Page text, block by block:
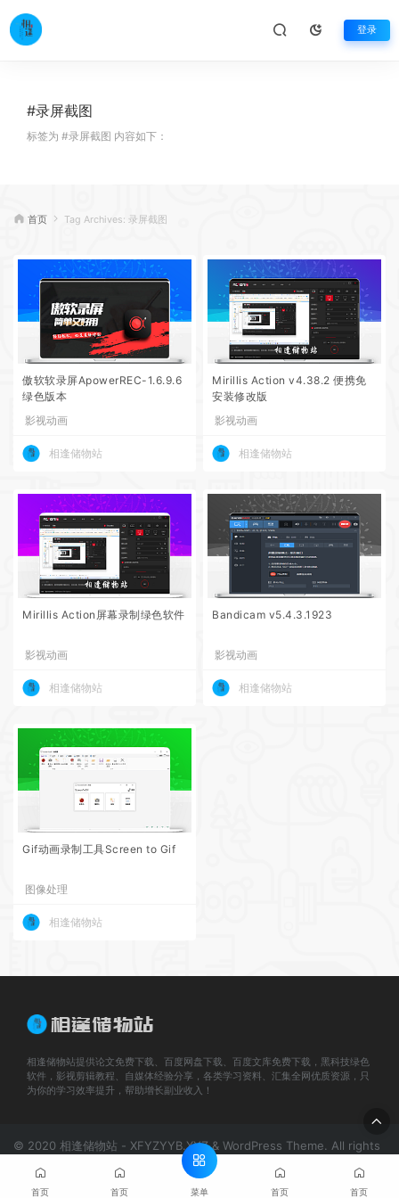
登录
#录屏截图
标签为 #录屏截图 内容如下：
首页 Tag Archives: 录屏截图
傲软软录屏ApowerREC-1.6.9.6
绿色版本
影视动画
相逢储物站
Mirillis Action v4.38.2 便携免
安装修改版
影视动画
相逢储物站
Mirillis Action屏幕录制绿色软件
影视动画
相逢储物站
Bandicam v5.4.3.1923
影视动画
相逢储物站
Gif动画录制工具Screen to Gif
图像处理
相逢储物站
相逢储物站提供论文免费下载、百度网盘下载、百度文库免费下载，黑科技绿色
软件，影视剪辑教程、自媒体经验分享，各类学习资料、汇集全网优质资源，只
为你的学习效率提升，帮助增长副业收入！
© 2020 相逢储物站 - XFYZYYB.XYZ & WordPress Theme. All rights
reserved
网站地图 川公网安备 51070402110267号
蜀ICP备
首页 首页 菜单 首页 首页